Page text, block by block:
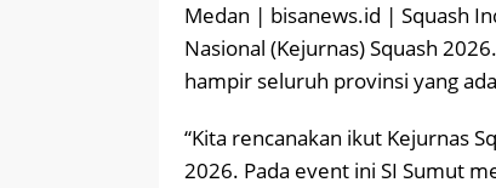
Medan | bisanews.id | Squash
Nasional (Kejurnas) Squash
hampir seluruh provinsi yang
“Kita rencanakan ikut Kejurnas
2026. Pada event ini SI Sumut